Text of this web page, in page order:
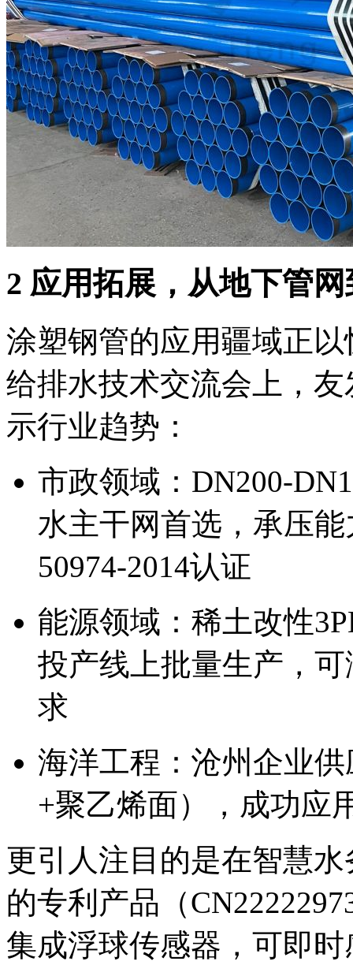
2 应用拓展，从地下管
涂塑钢管的应用疆域正
给排水技术交流会上，
示行业趋势：
市政领域：DN200-
水主干网首选，承压
50974-2014认证
能源领域：稀土改性
投产线上批量生产，
求
海洋工程：沧州企业
+聚乙烯面），成功应
更引人注目的是在智慧
的专利产品（
集成浮球传感器，可即